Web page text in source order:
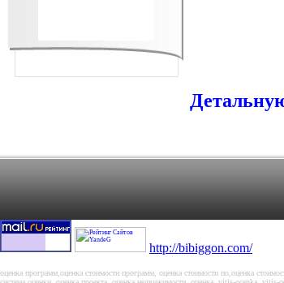
http://bibiggon.com/
оценка программ,оценка стоимости программ, оценка стоимости по,оценка